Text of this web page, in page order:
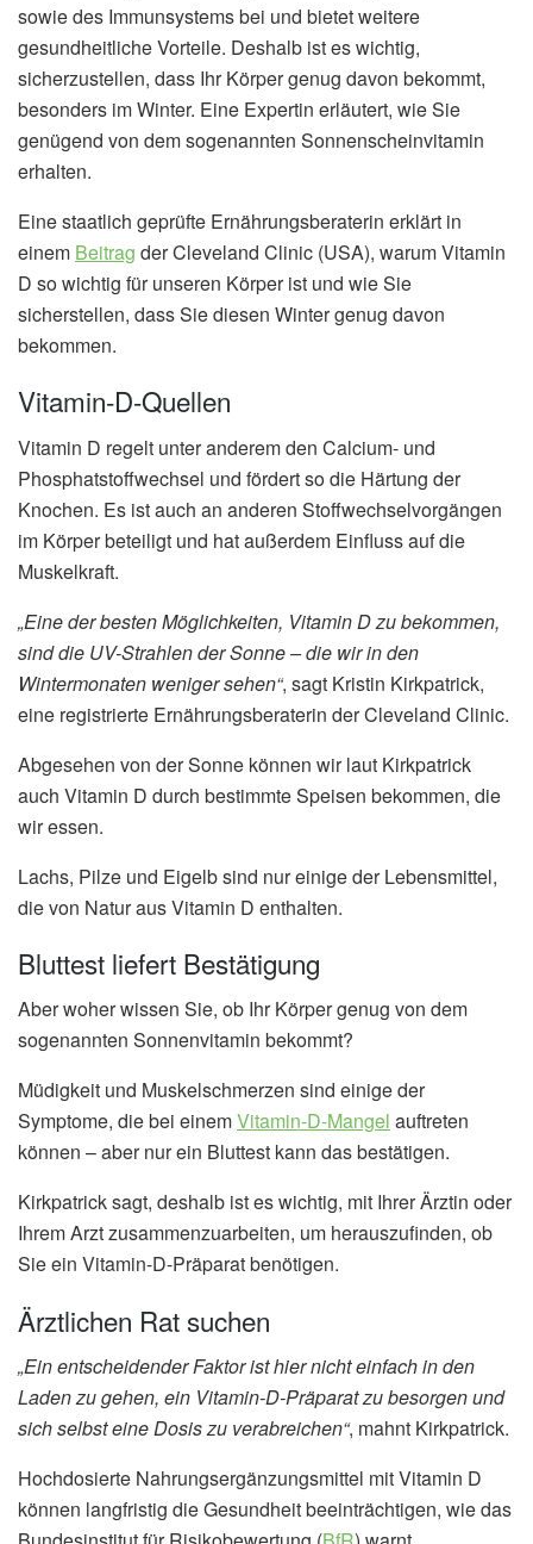
sowie des Immunsystems bei und bietet weitere
gesundheitliche Vorteile. Deshalb ist es wichtig,
sicherzustellen, dass Ihr Körper genug davon bekommt,
besonders im Winter. Eine Expertin erläutert, wie Sie
genügend von dem sogenannten Sonnenscheinvitamin
erhalten.
Eine staatlich geprüfte Ernährungsberaterin erklärt in
einem Beitrag der Cleveland Clinic (USA), warum Vitamin
D so wichtig für unseren Körper ist und wie Sie
sicherstellen, dass Sie diesen Winter genug davon
bekommen.
Vitamin-D-Quellen
Vitamin D regelt unter anderem den Calcium- und
Phosphatstoffwechsel und fördert so die Härtung der
Knochen. Es ist auch an anderen Stoffwechselvorgängen
im Körper beteiligt und hat außerdem Einfluss auf die
Muskelkraft.
„Eine der besten Möglichkeiten, Vitamin D zu bekommen,
sind die UV-Strahlen der Sonne – die wir in den
Wintermonaten weniger sehen“, sagt Kristin Kirkpatrick,
eine registrierte Ernährungsberaterin der Cleveland Clinic.
Abgesehen von der Sonne können wir laut Kirkpatrick
auch Vitamin D durch bestimmte Speisen bekommen, die
wir essen.
Lachs, Pilze und Eigelb sind nur einige der Lebensmittel,
die von Natur aus Vitamin D enthalten.
Bluttest liefert Bestätigung
Aber woher wissen Sie, ob Ihr Körper genug von dem
sogenannten Sonnenvitamin bekommt?
Müdigkeit und Muskelschmerzen sind einige der
Symptome, die bei einemVitamin-D-Mangel auftreten
können – aber nur ein Bluttest kann das bestätigen.
Kirkpatrick sagt, deshalb ist es wichtig, mit Ihrer Ärztin oder
Ihrem Arzt zusammenzuarbeiten, um herauszufinden, ob
Sie ein Vitamin-D-Präparat benötigen.
Ärztlichen Rat suchen
„Ein entscheidender Faktor ist hier nicht einfach in den
Laden zu gehen, ein Vitamin-D-Präparat zu besorgen und
sich selbst eine Dosis zu verabreichen“, mahnt Kirkpatrick.
Hochdosierte Nahrungsergänzungsmittel mit Vitamin D
können langfristig die Gesundheit beeinträchtigen, wie das